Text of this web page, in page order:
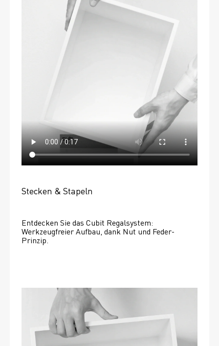
Stecken & Stapeln
Entdecken Sie das Cubit Regalsystem:
Werkzeugfreier Aufbau, dank Nut und Feder-
Prinzip.